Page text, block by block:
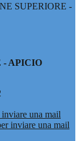
SUPERIORE -
- APICIO
una mail
inviare una mail